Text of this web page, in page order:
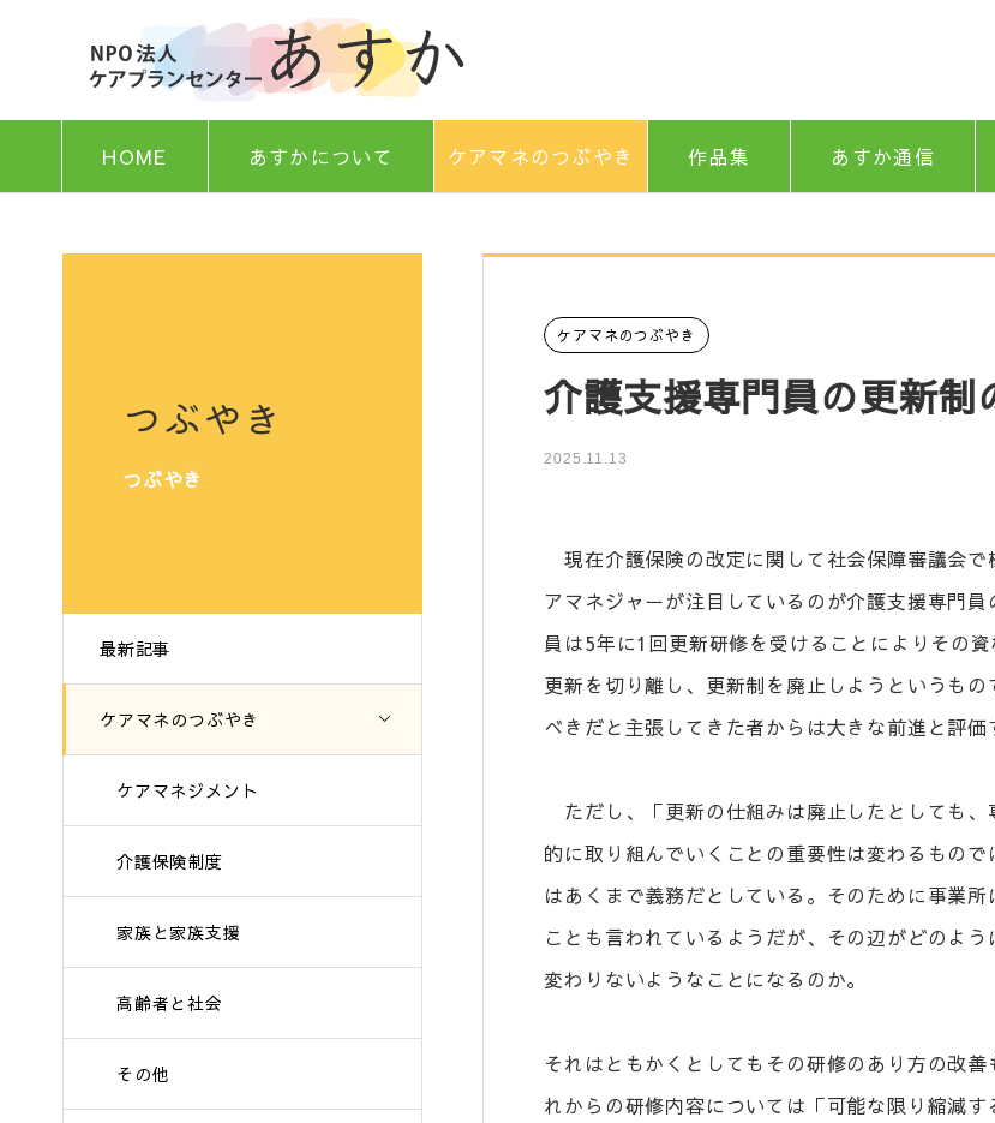
HOME あすかについて ケアマネのつぶやき 作品集 あすか通信
つぶやき
つぶやき
最新記事
ケアマネのつぶやき
ケアマネジメント
介護保険制度
家族と家族支援
高齢者と社会
その他
ケアマネのつぶやき
介護支援専門員の更新制
2025.11.13
現在介護保険の改定に関して社会保障審議会
アマネジャーが注目しているのが介護支援専門
員は5年に1回更新研修を受けることによりその
更新を切り離し、更新制を廃止しようというも
べきだと主張してきた者からは大きな前進と評価
ただし、「更新の仕組みは廃止したとしても
的に取り組んでいくことの重要性は変わるもの
はあくまで義務だとしている。そのために事業
ことも言われているようだが、その辺がどのよ
変わりないようなことになるのか。
それはともかくとしてもその研修のあり方の改
れからの研修内容については「可能な限り縮減